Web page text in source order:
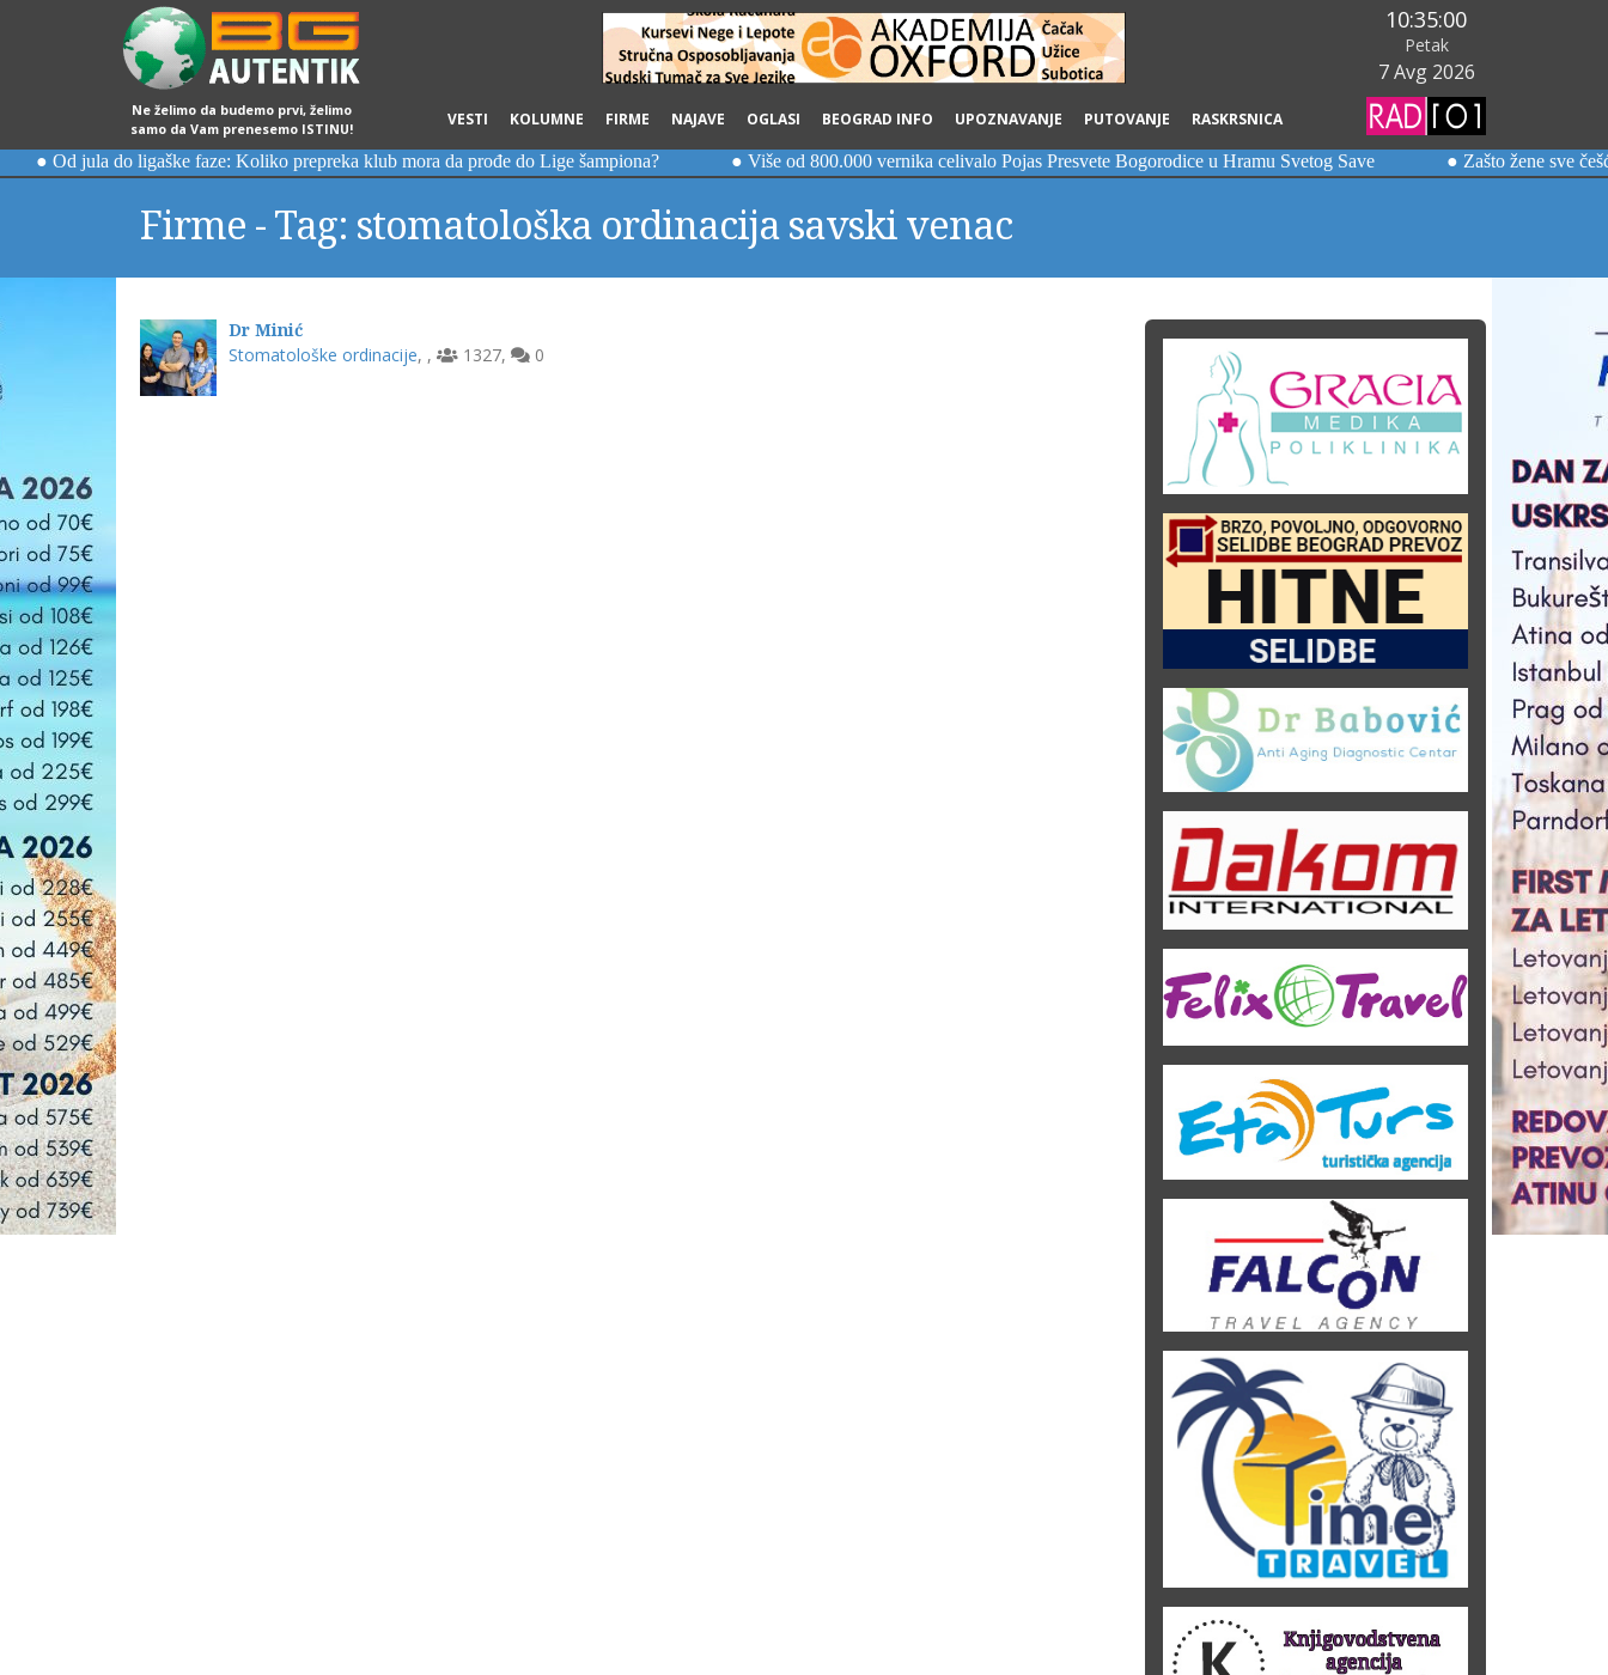
Ne želimo da budemo prvi, želimo
samo da Vam prenesemo ISTINU!
VESTI KOLUMNE FIRME NAJAVE OGLASI BEOGRAD INFO UPOZNAVANJE PUTOVANJE RASKRSNICA
10:35:01
Petak
7 Avg 2026
Firme - Tag: stomatološka ordinacija savski venac
Dr Minić
Stomatološke ordinacije, , 1327, 0